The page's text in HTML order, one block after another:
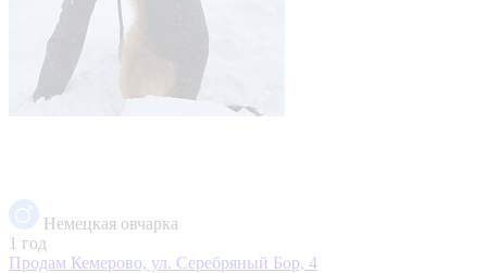
Немецкая овчарка
1 год
Продам Кемерово, ул. Серебряный Бор, 4